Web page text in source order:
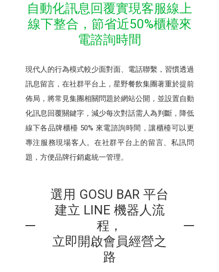
自動化訊息回覆實現客服線上
線下整合，節省近50%櫃檯來
電諮詢時間
現代人的行為模式較少面對面、電話聯繫，習慣透過
訊息留言，在社群平台上，星野餐飲集團著重於提前
佈局，將常見集團相關問題於網站公開，並設置自動
化訊息回覆關鍵字，減少每次對話需人為判斷，降低
線下各品牌櫃檯 50% 來電諮詢時間，讓櫃檯可以更
專注服務現場客人。在社群平台上的留言、私訊問
題，方便品牌行銷處統一管理。
選用 GOSU BAR 平台
建立 LINE 機器人流
程，
立即開啟會員經營之
路